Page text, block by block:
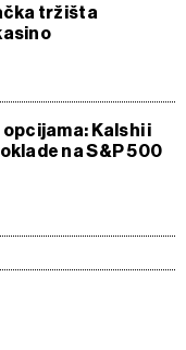
tržišta
Kalshi i
na S&P 500